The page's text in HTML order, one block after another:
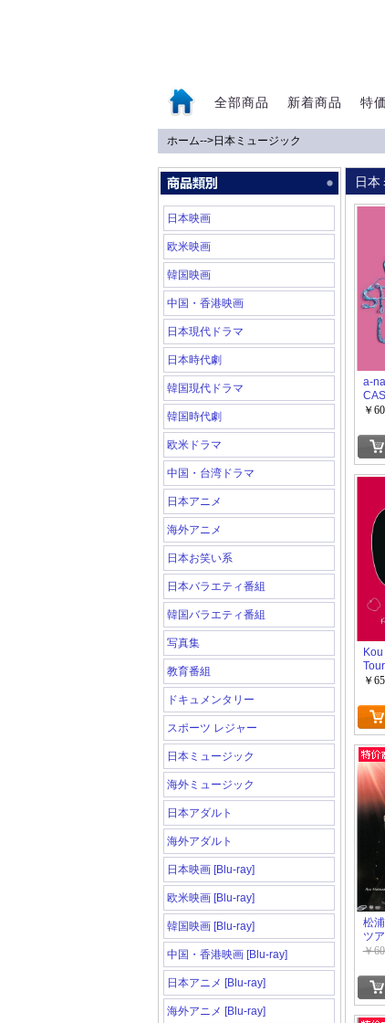
全部商品 新着商品 特
ホーム-->日本ミュージック
日本映画
欧米映画
韓国映画
中国・香港映画
日本現代ドラマ
日本時代劇
韓国現代ドラマ
韓国時代劇
欧米ドラマ
中国・台湾ドラマ
日本アニメ
海外アニメ
日本お笑い系
日本バラエティ番組
韓国バラエティ番組
写真集
教育番組
ドキュメンタリー
スポーツ レジャー
日本ミュージック
海外ミュージック
日本アダルト
海外アダルト
日本映画 [Blu-ray]
欧米映画 [Blu-ray]
韓国映画 [Blu-ray]
中国・香港映画 [Blu-ray]
日本アニメ [Blu-ray]
海外アニメ [Blu-ray]
日本
a-
~￥
￥
松
ツ
The
￥
0